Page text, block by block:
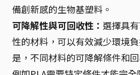
備創新感的生物基塑料。
可降解性與可回收性： 選擇具
性的材料，可以有效減少環境
是，不同材料的可降解條件和